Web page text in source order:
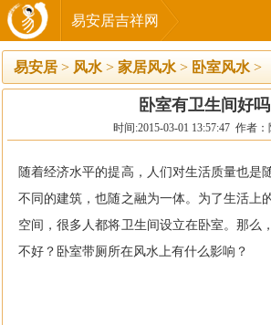
易安居吉祥网
易安居 > 风水 > 家居风水 > 卧室风水 >
卧室有卫生间好吗
时间:2015-03-01 13:57:47 作者
随着经济水平的提高，人们对生活质量也是
不同的建筑，也随之融为一体。为了生活上
空间，很多人都将卫生间设立在卧室。那么
不好？卧室带厕所在风水上有什么影响？